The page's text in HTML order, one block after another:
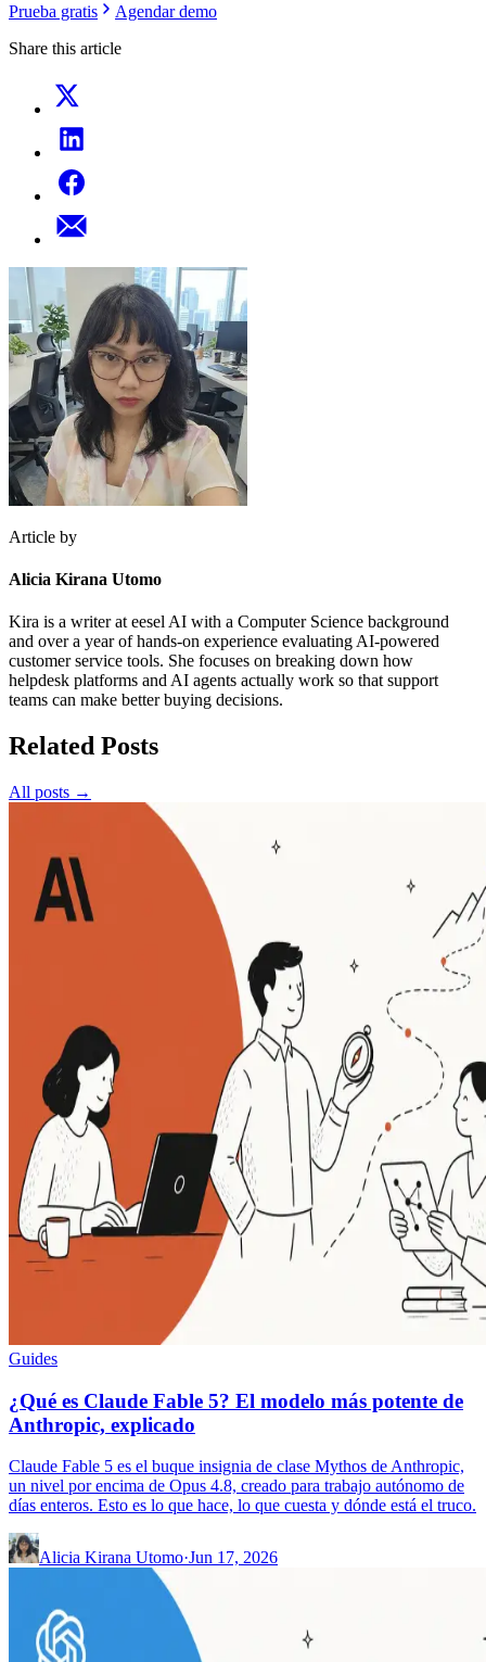
Prueba gratis
Agendar demo
Share this article
Article by
Alicia Kirana Utomo
Kira is a writer at eesel AI with a Computer Science background
and over a year of hands-on experience evaluating AI-powered
customer service tools. She focuses on breaking down how
helpdesk platforms and AI agents actually work so that support
teams can make better buying decisions.
Related Posts
All posts →
Guides
¿Qué es Claude Fable 5? El modelo más potente de
Anthropic, explicado
Claude Fable 5 es el buque insignia de clase Mythos de Anthropic,
un nivel por encima de Opus 4.8, creado para trabajo autónomo de
días enteros. Esto es lo que hace, lo que cuesta y dónde está el truco.
Alicia Kirana Utomo·Jun 17, 2026